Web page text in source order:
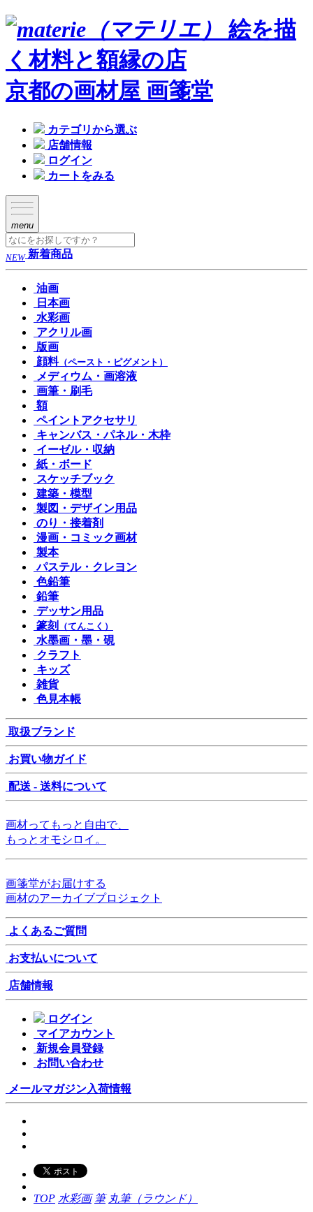
絵を描
く材料と額縁の店
京都の画材屋 画箋堂
カテゴリから選ぶ
店舗情報
ログイン
カートをみる
menu
NEW 新着商品
油画
日本画
水彩画
アクリル画
版画
顔料（ペースト・ピグメント）
メディウム・画溶液
画筆・刷毛
額
ペイントアクセサリ
キャンバス・パネル・木枠
イーゼル・収納
紙・ボード
スケッチブック
建築・模型
製図・デザイン用品
のり・接着剤
漫画・コミック画材
製本
パステル・クレヨン
色鉛筆
鉛筆
デッサン用品
篆刻
（てんこく）
水墨画・墨・硯
クラフト
キッズ
雑貨
色見本帳
取扱ブランド
お買い物ガイド
配送 - 送料について
画材ってもっと自由で、
もっとオモシロイ。
画箋堂がお届けする
画材のアーカイブプロジェクト
よくあるご質問
お支払いについて
店舗情報
ログイン
マイアカウント
新規会員登録
お問い合わせ
メールマガジン入荷情報
TOP 水彩画 筆 丸筆（ラウンド）